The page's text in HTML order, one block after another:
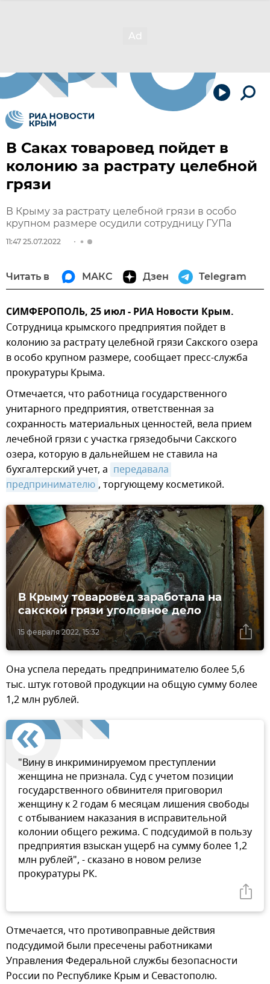
В Саках товаровед пойдет в
колонию за растрату целебной
грязи
В Крыму за растрату целебной грязи в особо
крупном размере осудили сотрудницу ГУПа
11:47 25.07.2022
Читать в МАКС Дзен Telegram
СИМФЕРОПОЛЬ, 25 июл - РИА Новости Крым.
Сотрудница крымского предприятия пойдет в
колонию за растрату целебной грязи Сакского озера
в особо крупном размере, сообщает пресс-служба
прокуратуры Крыма.
Отмечается, что работница государственного
унитарного предприятия, ответственная за
сохранность материальных ценностей, вела прием
лечебной грязи с участка грязедобычи Сакского
озера, которую в дальнейшем не ставила на
бухгалтерский учет, а передавала
предпринимателю , торгующему косметикой.
15 февраля 2022, 15:32
В Крыму товаровед заработала на
сакской грязи уголовное дело
Она успела передать предпринимателю более 5,6
тыс. штук готовой продукции на общую сумму более
1,2 млн рублей.
"Вину в инкриминируемом преступлении
женщина не признала. Суд с учетом позиции
государственного обвинителя приговорил
женщину к 2 годам 6 месяцам лишения свободы
с отбыванием наказания в исправительной
колонии общего режима. С подсудимой в пользу
предприятия взыскан ущерб на сумму более 1,2
млн рублей", - сказано в новом релизе
прокуратуры РК.
Отмечается, что противоправные действия
подсудимой были пресечены работниками
Управления Федеральной службы безопасности
России по Республике Крым и Севастополю.